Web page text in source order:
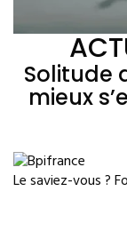
Solitude
mieux
Le saviez-vous ?